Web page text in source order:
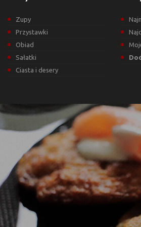
Zupy
Przystawki
Obiad
Sałatki
Ciasta i desery